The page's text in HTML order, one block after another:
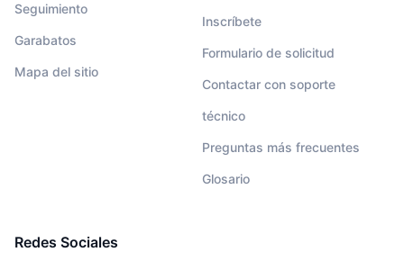
Seguimiento
Garabatos
Mapa del sitio
Inscríbete
Formulario de solicitud
Contactar con soporte
técnico
Preguntas más frecuentes
Glosario
Redes Sociales